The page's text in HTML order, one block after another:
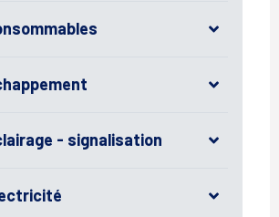
- signalisation